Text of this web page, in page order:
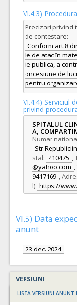
18. Kit de
COD CPV:
33157000-5
VALOAREA
TVA:
470,00 - 11.280,00
Formularul
Achizitia se
operatorilor
utliza in
Da Nu
Seringa
COD CPV:
VALOAREA
TVA:
Achizitia se
operatorilor
Da Nu
17. Set circuit
COD CPV:
VI.4.3)
Precizari privind
de contestare:
Conform art.8
le de atac în
ie publica, a
oncesiune de
pentru
VI.4.4) Serviciul
privind
SPITALUL
A,
Numar
stal: 410475 ,
@yahoo.com ,
9417169 ,
l) https://
VI.5) Data
anunt
23 dec. 2024
VERSIUNI
LISTA VERSIUNI ANUNT